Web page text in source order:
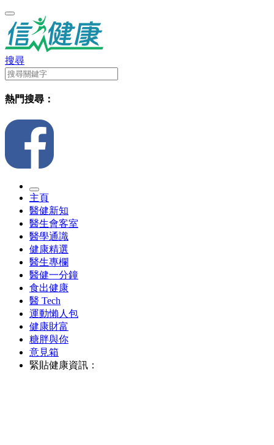
搜尋
熱門搜尋：
主頁
醫健新知
醫生會客室
醫學通識
健康精選
醫生專欄
醫健一分鐘
食出健康
醫 Tech
運動懶人包
健康財富
糖胖與你
意見箱
緊貼健康資訊：